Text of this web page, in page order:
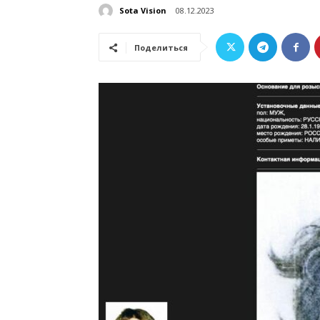
Sota Vision 08.12.2023
Поделиться